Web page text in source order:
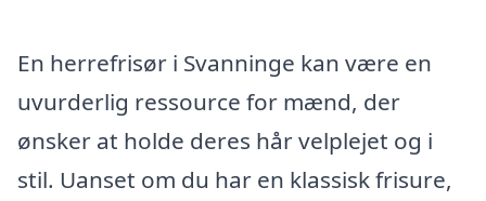
En herrefrisør i Svanninge kan være en
uvurderlig ressource for mænd, der
ønsker at holde deres hår velplejet og i
stil. Uanset om du har en klassisk frisure,